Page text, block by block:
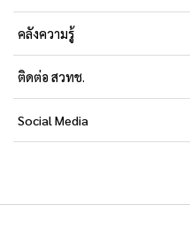
คลังความรู้
ติดต่อ สวทช.
Social Media